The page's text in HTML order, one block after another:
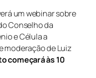
um webinar sobre
Conselho da
e Célula a
moderação de Luiz
começará às 10